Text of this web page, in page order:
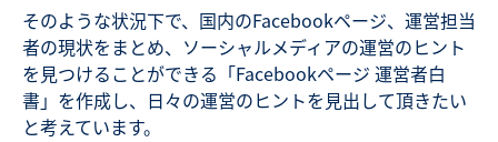
そのような状況下で、国内のFacebookページ、運営担当
者の現状をまとめ、ソーシャルメディアの運営のヒント
を見つけることができる「Facebookページ 運営者白
書」を作成し、日々の運営のヒントを見出して頂きたい
と考えています。